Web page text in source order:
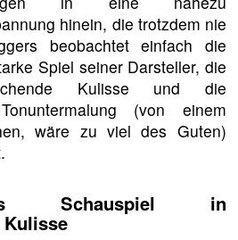
hinein, die trotzdem nie
beobachtet einfach die
Spiel seiner Darsteller, die
Kulisse und die
(von einem
wäre zu viel des Guten)
Schauspiel in